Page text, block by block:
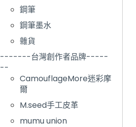
鋼筆
鋼筆墨水
雜貨
-------台灣創作者品牌-----
--
CamouflageMore迷彩摩
爾
M.seed手工皮革
mumu union